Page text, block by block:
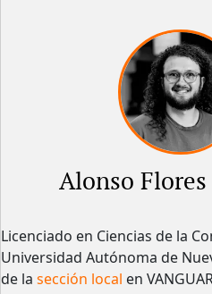
Alonso
Licenciado en Ciencias de la
Universidad Autónoma de
de la sección local en